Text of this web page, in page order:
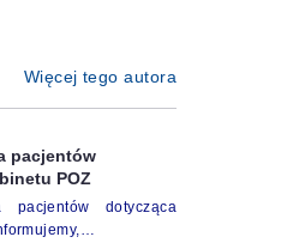
Więcej tego autora
pacjentów
POZ
pacjentów dotycząca